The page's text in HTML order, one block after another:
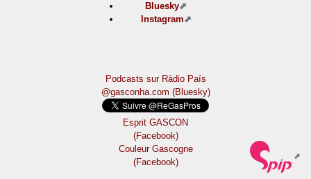
Bluesky
Instagram
Podcasts sur Ràdio País
@gasconha.com (Bluesky)
Esprit GASCON
(Facebook)
Couleur Gascogne
(Facebook)